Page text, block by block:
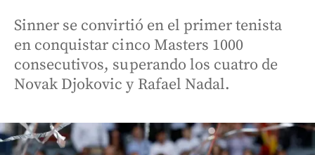
Sinner se convirtió en el primer tenista
en conquistar cinco Masters 1000
consecutivos, superando los cuatro de
Novak Djokovic y Rafael Nadal.